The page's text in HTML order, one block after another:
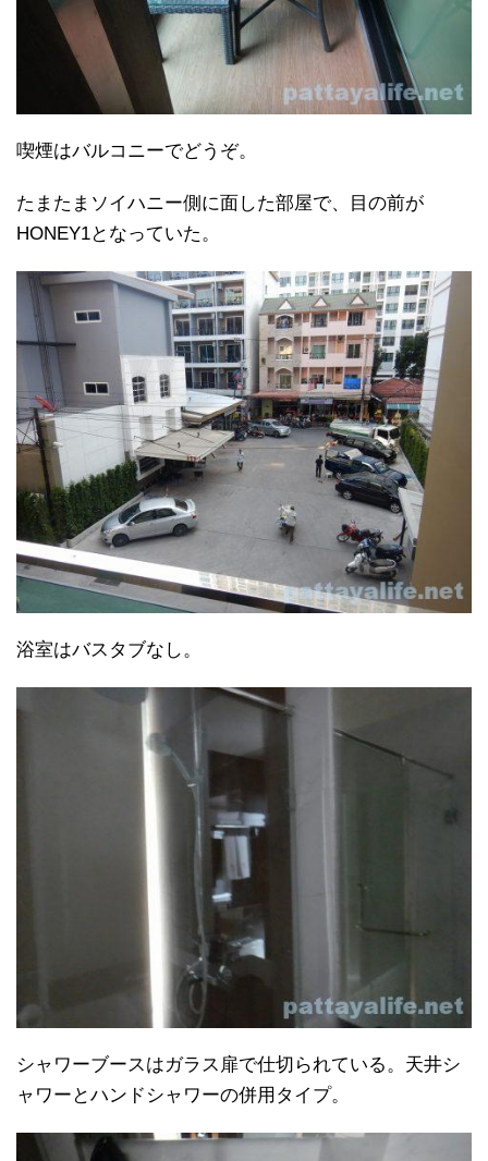
喫煙はバルコニーでどうぞ。
たまたまソイハニー側に面した部屋で、目の前が
HONEY1となっていた。
浴室はバスタブなし。
シャワーブースはガラス扉で仕切られている。天井シ
ャワーとハンドシャワーの併用タイプ。